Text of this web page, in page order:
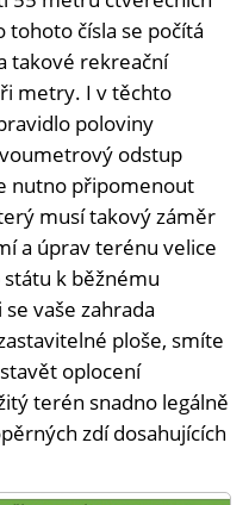
tohoto čísla se počítá
takové rekreační
metry. I v těchto
poloviny
odstup
nutno připomenout
musí takový záměr
a úprav terénu velice
k běžnému
vaše zahrada
ploše, smíte
oplocení
terén snadno legálně
zdí dosahujících